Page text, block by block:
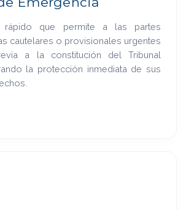
rápido que permite a las partes
cautelares o provisionales urgentes
a la constitución del Tribunal
la protección inmediata de sus